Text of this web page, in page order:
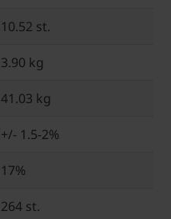
10.52 st.
3.90 kg
41.03 kg
+/- 1.5-2%
17%
264 st.